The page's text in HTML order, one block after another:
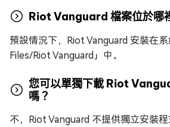
Riot Vanguard 檔案位於哪
預設情況下，Riot Vanguard 安裝在
Files/Riot Vanguard」中。
您可以單獨下載 Riot
嗎？
不，Riot Vanguard 不提供獨立安裝